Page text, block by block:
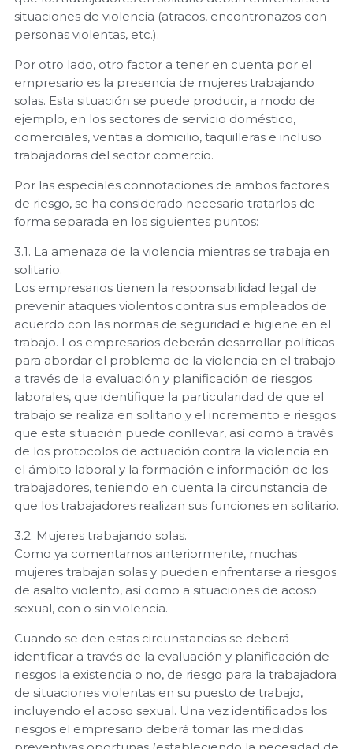
situaciones de violencia (atracos, encontronazos con
personas violentas, etc.).
Por otro lado, otro factor a tener en cuenta por el
empresario es la presencia de mujeres trabajando
solas. Esta situación se puede producir, a modo de
ejemplo, en los sectores de servicio doméstico,
comerciales, ventas a domicilio, taquilleras e incluso
trabajadoras del sector comercio.
Por las especiales connotaciones de ambos factores
de riesgo, se ha considerado necesario tratarlos de
forma separada en los siguientes puntos:
3.1. La amenaza de la violencia mientras se trabaja en
solitario.
Los empresarios tienen la responsabilidad legal de
prevenir ataques violentos contra sus empleados de
acuerdo con las normas de seguridad e higiene en el
trabajo. Los empresarios deberán desarrollar políticas
para abordar el problema de la violencia en el trabajo
a través de la evaluación y planificación de riesgos
laborales, que identifique la particularidad de que el
trabajo se realiza en solitario y el incremento e riesgos
que esta situación puede conllevar, así como a través
de los protocolos de actuación contra la violencia en
el ámbito laboral y la formación e información de los
trabajadores, teniendo en cuenta la circunstancia de
que los trabajadores realizan sus funciones en solitario.
3.2. Mujeres trabajando solas.
Como ya comentamos anteriormente, muchas
mujeres trabajan solas y pueden enfrentarse a riesgos
de asalto violento, así como a situaciones de acoso
sexual, con o sin violencia.
Cuando se den estas circunstancias se deberá
identificar a través de la evaluación y planificación de
riesgos la existencia o no, de riesgo para la trabajadora
de situaciones violentas en su puesto de trabajo,
incluyendo el acoso sexual. Una vez identificados los
riesgos el empresario deberá tomar las medidas